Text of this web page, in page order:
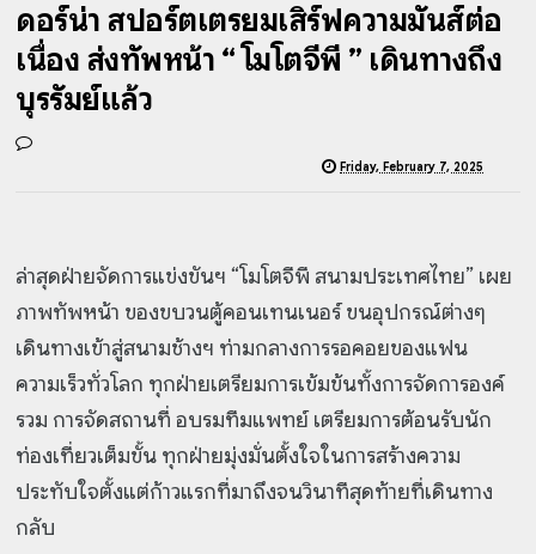
ดอร์น่า สปอร์ตเตรียมเสิร์ฟความมันส์ต่อ
เนื่อง ส่งทัพหน้า “ โมโตจีพี ” เดินทางถึง
บุรีรัมย์แล้ว
Friday, February 7, 2025
ล่าสุดฝ่ายจัดการแข่งขันฯ “โมโตจีพี สนามประเทศไทย” เผย
ภาพทัพหน้า ของขบวนตู้คอนเทนเนอร์ ขนอุปกรณ์ต่างๆ
เดินทางเข้าสู่สนามช้างฯ ท่ามกลางการรอคอยของแฟน
ความเร็วทั่วโลก ทุกฝ่ายเตรียมการเข้มข้นทั้งการจัดการองค์
รวม การจัดสถานที่ อบรมทีมแพทย์ เตรียมการต้อนรับนัก
ท่องเที่ยวเต็มขั้น ทุกฝ่ายมุ่งมั่นตั้งใจในการสร้างความ
ประทับใจตั้งแต่ก้าวแรกที่มาถึงจนวินาทีสุดท้ายที่เดินทาง
กลับ